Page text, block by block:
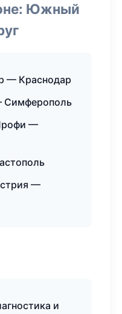
Южный
— Краснодар
—
—
и